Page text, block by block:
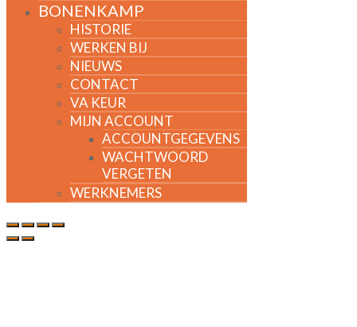
BONENKAMP
HISTORIE
WERKEN BIJ
NIEUWS
CONTACT
VA KEUR
MIJN ACCOUNT
ACCOUNTGEGEVENS
WACHTWOORD
VERGETEN
WERKNEMERS